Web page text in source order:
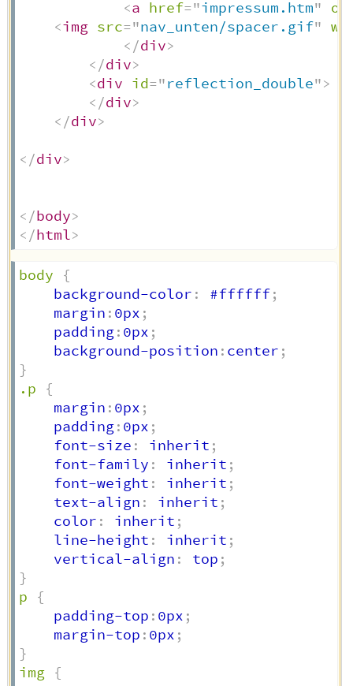
<a href="impressum.htm"
<img src="nav_unten/spacer.gif"
</div>
</div>
<div id="reflection_double">
</div>
</div>
</div>
</body>
</html>
body
{
    background-color
: #ffffff;
    margin
: 0px ;
    padding
: 0px ;
    background-position
: center ;
}
.p
{
    margin
: 0px ;
    padding
: 0px ;
    font-size
: inherit ;
    font-family
: inherit ;
    font-weight
: inherit ;
    text-align
: inherit ;
    color
: inherit ;
    line-height
: inherit ;
    vertical-align
: top ;
}
p
{
    padding-top
: 0px ;
    margin-top
: 0px ;
}
img {